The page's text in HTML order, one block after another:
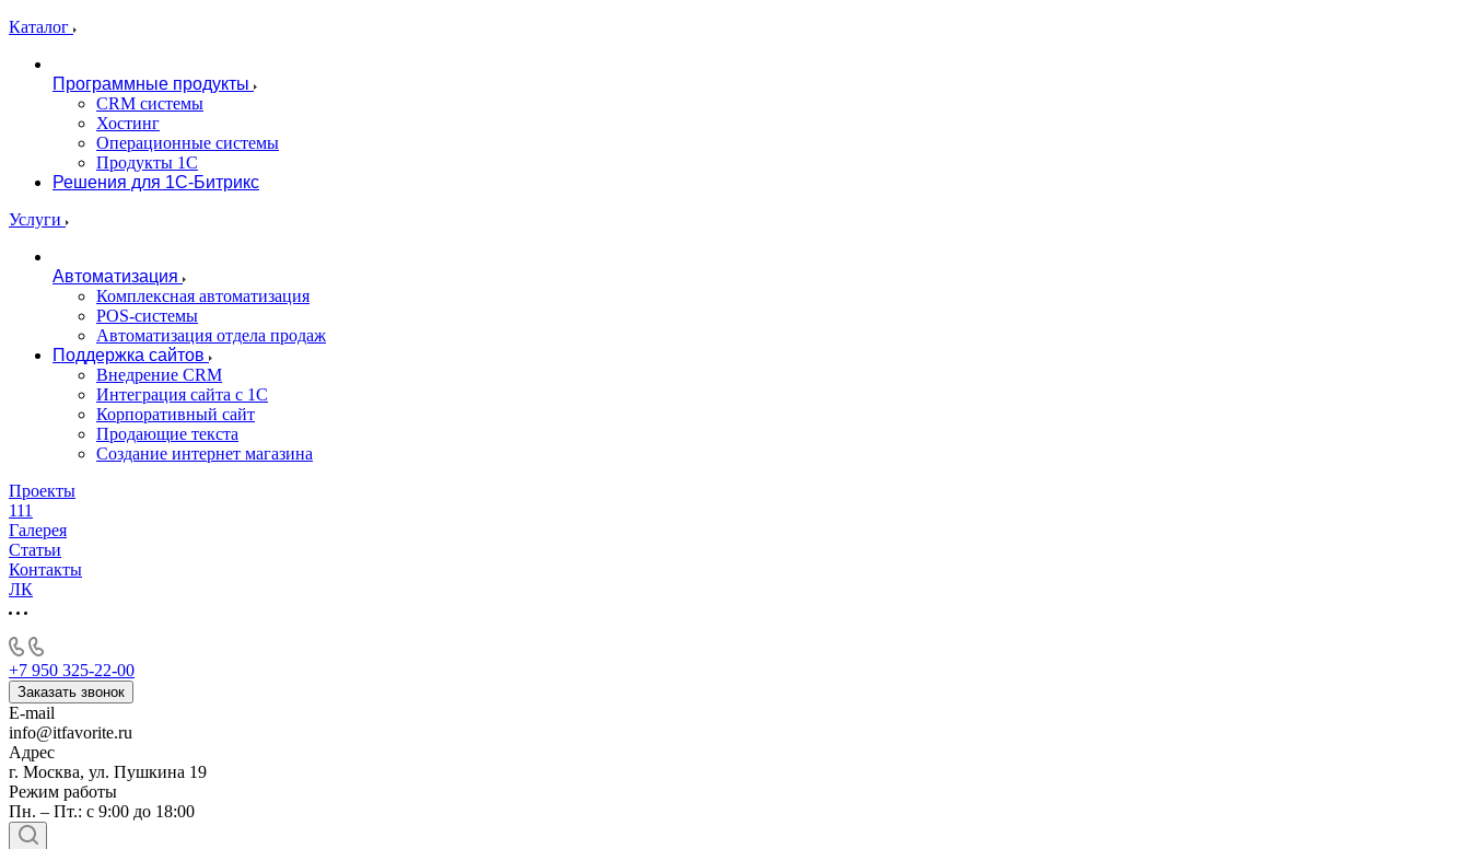
Каталог
Программные продукты
CRM системы
Хостинг
Операционные системы
Продукты 1С
Решения для 1С-Битрикс
Услуги
Автоматизация
Комплексная автоматизация
POS-системы
Автоматизация отдела продаж
Поддержка сайтов
Внедрение CRM
Интеграция сайта с 1С
Корпоративный сайт
Продающие текста
Создание интернет магазина
Проекты
111
Галерея
Статьи
Контакты
ЛК
+7 950 325-22-00
Заказать звонок
E-mail
info@itfavorite.ru
Адрес
г. Москва, ул. Пушкина 19
Режим работы
Пн. – Пт.: с 9:00 до 18:00